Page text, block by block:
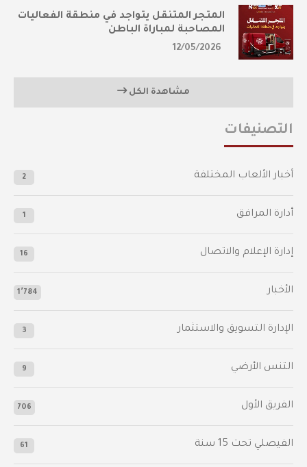
المتجر المتنقل يتواجد في منطقة الفعاليات
المصاحبة لمباراة الباطن
12/05/2026
مشاهدة الكل
التصنيفات
أخبار الألعاب المختلفة 2
أدارة المرافق 1
إدارة الإعلام والاتصال 16
الأخبار 1٬784
الإدارة التسويق والاستثمار 3
التنس الأرضي 9
الفريق الأول 706
الفيصلي‬⁩ تحت 15 سنة 61